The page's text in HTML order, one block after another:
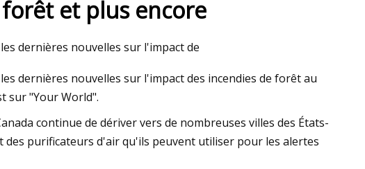
et plus encore
dernières nouvelles sur l'impact de
dernières nouvelles sur l'impact des incendies de forêt au
sur "Your World".
continue de dériver vers de nombreuses villes des États-
des purificateurs d'air qu'ils peuvent utiliser pour les alertes